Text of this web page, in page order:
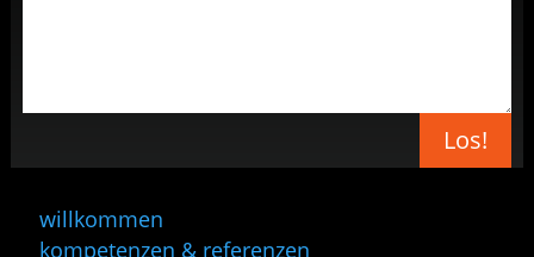
Los!
willkommen
kompetenzen & referenzen